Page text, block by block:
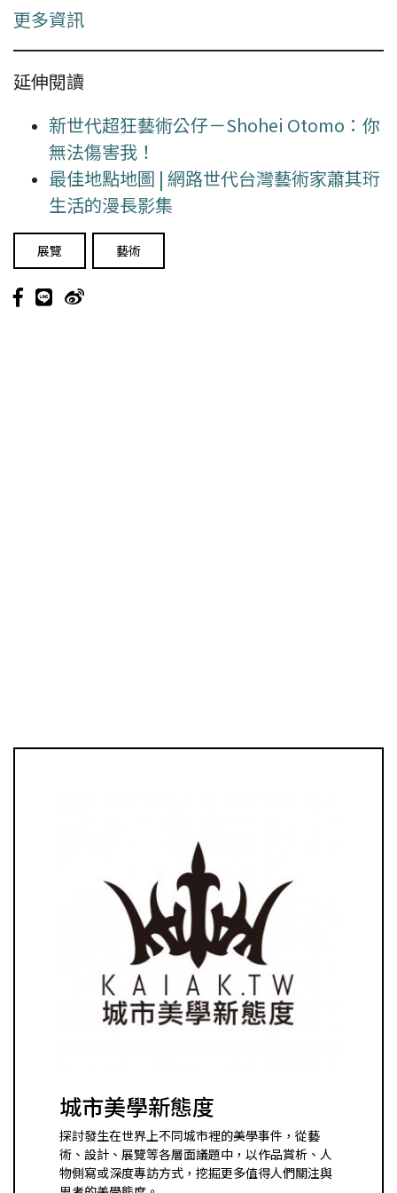
更多資訊
延伸閱讀
新世代超狂藝術公仔－Shohei Otomo：你
無法傷害我！
最佳地點地圖 | 網路世代台灣藝術家蕭其珩
生活的漫長影集
展覽 藝術
城市美學新態度
探討發生在世界上不同城市裡的美學事件，從藝
術、設計、展覽等各層面議題中，以作品賞析、人
物側寫或深度專訪方式，挖掘更多值得人們關注與